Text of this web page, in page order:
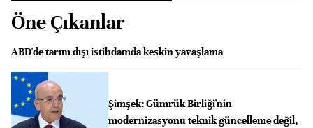
Öne Çıkanlar
ABD'de tarım dışı istihdamda keskin yavaşlama
Şimşek: Gümrük Birliği'nin
modernizasyonu teknik güncelleme değil,